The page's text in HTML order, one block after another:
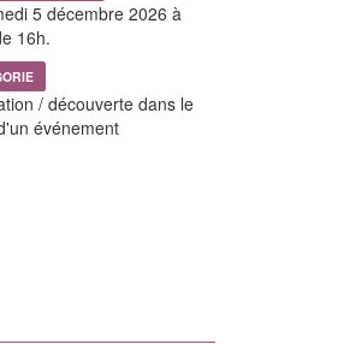
5 décembre 2026 à
16h.
/ découverte dans le
événement